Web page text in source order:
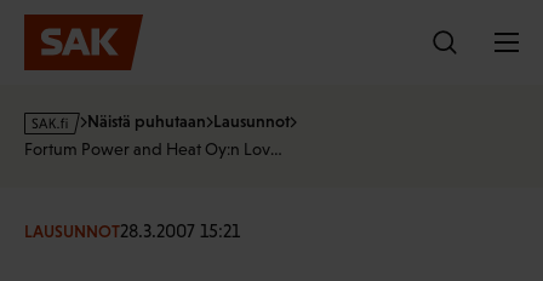
Hyppää
sisältöön
s
a
f
Näistä puhutaan Lausunnot
Fortum Power and Heat Oy:n Lov…
LAUSUNNOT28.3.2007 15:21